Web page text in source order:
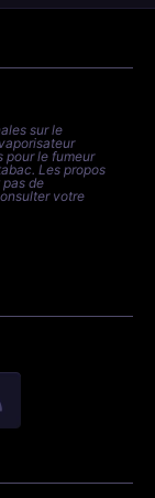
sur le
pour le fumeur
Les propos
de
votre